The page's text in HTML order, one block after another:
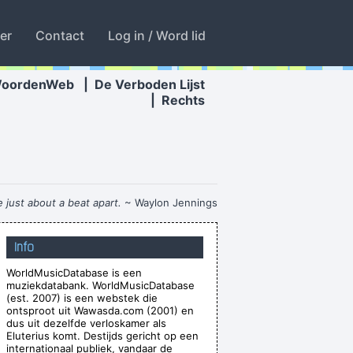
Contact Log in / Word lid
De Verboden Lijst
Rechts
just about a beat apart. ~ Waylon Jennings
me while I kiss the sky~ Jimi Hendrix
hands while dancing. For some reason the
credit. You guys smoothed the path for us
years ago.~ Armin Van Buuren
Because I Thought That Was A Very
And Shock Waves~ Annie Lennox
Info
WorldMusicDatabase is een
muziekdatabank. WorldMusicDatabase
(est. 2007) is een webstek die
ontsproot uit Wawasda.com (2001) en
dus uit dezelfde verloskamer als
Eluterius komt. Destijds gericht op een
internationaal publiek, vandaar de